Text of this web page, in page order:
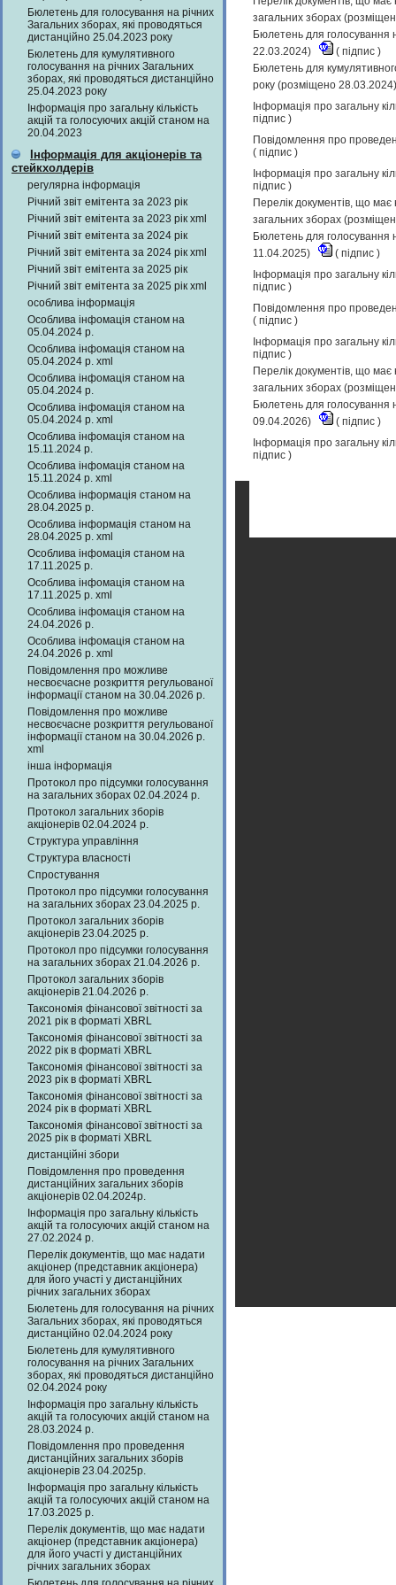
Бюлетень для голосування на річних
Загальних зборах, які проводяться
дистанційно 25.04.2023 року
Бюлетень для кумулятивного
голосування на річних Загальних
зборах, які проводяться дистанційно
25.04.2023 року
Інформація про загальну кількість
акцій та голосуючих акцій станом на
20.04.2023
Інформація для акціонерів та
стейкхолдерів
регулярна інформація
Річний звіт емітента за 2023 рік
Річний звіт емітента за 2023 рік xml
Річний звіт емітента за 2024 рік
Річний звіт емітента за 2024 рік xml
Річний звіт емітента за 2025 рік
Річний звіт емітента за 2025 рік xml
особлива інформація
Особлива інфомація станом на
05.04.2024 р.
Особлива інфомація станом на
05.04.2024 р. xml
Особлива інфомація станом на
05.04.2024 р.
Особлива інфомація станом на
05.04.2024 р. xml
Особлива інфомація станом на
15.11.2024 р.
Особлива інфомація станом на
15.11.2024 р. xml
Особлива інформація станом на
28.04.2025 р.
Особлива інформація станом на
28.04.2025 р. xml
Особлива інфомація станом на
17.11.2025 р.
Особлива інфомація станом на
17.11.2025 р. xml
Особлива інфомація станом на
24.04.2026 р.
Особлива інфомація станом на
24.04.2026 р. xml
Повідомлення про можливе
несвоєчасне розкриття регульованої
інформації станом на 30.04.2026 р.
Повідомлення про можливе
несвоєчасне розкриття регульованої
інформації станом на 30.04.2026 р.
xml
інша інформація
Протокол про підсумки голосування
на загальних зборах 02.04.2024 р.
Протокол загальних зборів
акціонерів 02.04.2024 р.
Структура управління
Структура власності
Спростування
Протокол про підсумки голосування
на загальних зборах 23.04.2025 р.
Протокол загальних зборів
акціонерів 23.04.2025 р.
Протокол про підсумки голосування
на загальних зборах 21.04.2026 р.
Протокол загальних зборів
акціонерів 21.04.2026 р.
Таксономія фінансової звітності за
2021 рік в форматі XBRL
Таксономія фінансової звітності за
2022 рік в форматі XBRL
Таксономія фінансової звітності за
2023 рік в форматі XBRL
Таксономія фінансової звітності за
2024 рік в форматі XBRL
Таксономія фінансової звітності за
2025 рік в форматі XBRL
дистанційні збори
Повідомлення про проведення
дистанційних загальних зборів
акціонерів 02.04.2024р.
Інформація про загальну кількість
акцій та голосуючих акцій станом на
27.02.2024 р.
Перелік документів, що має надати
акціонер (представник акціонера)
для його участі у дистанційних
річних загальних зборах
Бюлетень для голосування на річних
Загальних зборах, які проводяться
дистанційно 02.04.2024 року
Бюлетень для кумулятивного
голосування на річних Загальних
зборах, які проводяться дистанційно
02.04.2024 року
Інформація про загальну кількість
акцій та голосуючих акцій станом на
28.03.2024 р.
Повідомлення про проведення
дистанційних загальних зборів
акціонерів 23.04.2025р.
Інформація про загальну кількість
акцій та голосуючих акцій станом на
17.03.2025 р.
Перелік документів, що має надати
акціонер (представник акціонера)
для його участі у дистанційних
річних загальних зборах
загальних зборах
Бюлетень для голосування
22.03.2024)
( підпис )
Бюлетень для
року (розміщено
Інформація про загальну
підпис )
Повідомлення про
( підпис )
Інформація про загальну
підпис )
Перелік документів, що має
загальних зборах
Бюлетень для голосування
11.04.2025)
( підпис )
Інформація про загальну
підпис )
Повідомлення про
( підпис )
Інформація про загальну
підпис )
Перелік документів, що має
загальних зборах
Бюлетень для голосування
09.04.2026)
( підпис )
Інформація про загальну
підпис )